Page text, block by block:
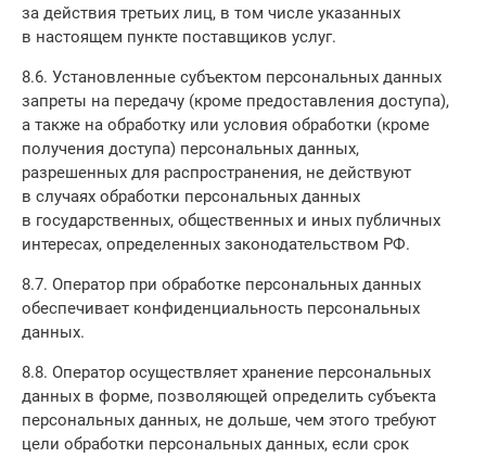
за действия третьих лиц, в том числе указанных
в настоящем пункте поставщиков услуг.
8.6. Установленные субъектом персональных данных
запреты на передачу (кроме предоставления доступа),
а также на обработку или условия обработки (кроме
получения доступа) персональных данных,
разрешенных для распространения, не действуют
в случаях обработки персональных данных
в государственных, общественных и иных публичных
интересах, определенных законодательством РФ.
8.7. Оператор при обработке персональных данных
обеспечивает конфиденциальность персональных
данных.
8.8. Оператор осуществляет хранение персональных
данных в форме, позволяющей определить субъекта
персональных данных, не дольше, чем этого требуют
цели обработки персональных данных, если срок